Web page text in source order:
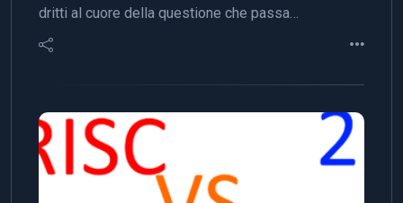
dritti al cuore della questione che passa…